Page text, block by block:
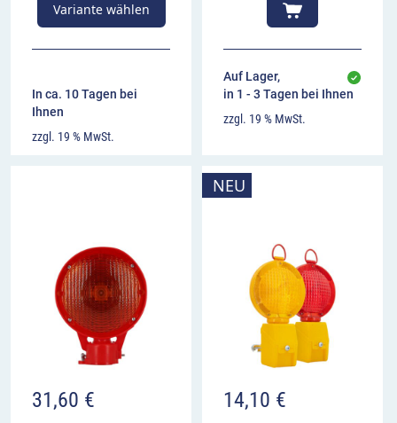
Variante wählen
In ca. 10 Tagen bei
Ihnen
zzgl. 19 % MwSt.
Auf Lager,
in 1 - 3 Tagen bei Ihnen
zzgl. 19 % MwSt.
31,60 €
NEU
14,10 €